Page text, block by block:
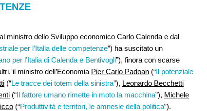
ministro dello Sviluppo economico Carlo Calenda e dal
per l’Italia delle competenze”) ha suscitato un
per l’Italia di Calenda e Bentivogli”), finora con scarse
il ministro dell’Economia Pier Carlo Padoan (“Il potenziale
(“Le tracce dei totem della sinistra”), Leonardo Becchetti
(“Il fattore umano rimette in moto la macchina”), Michele
(“Produttività e territori, le amnesie della politica”).